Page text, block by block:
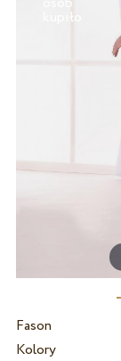
Fason
Kolory